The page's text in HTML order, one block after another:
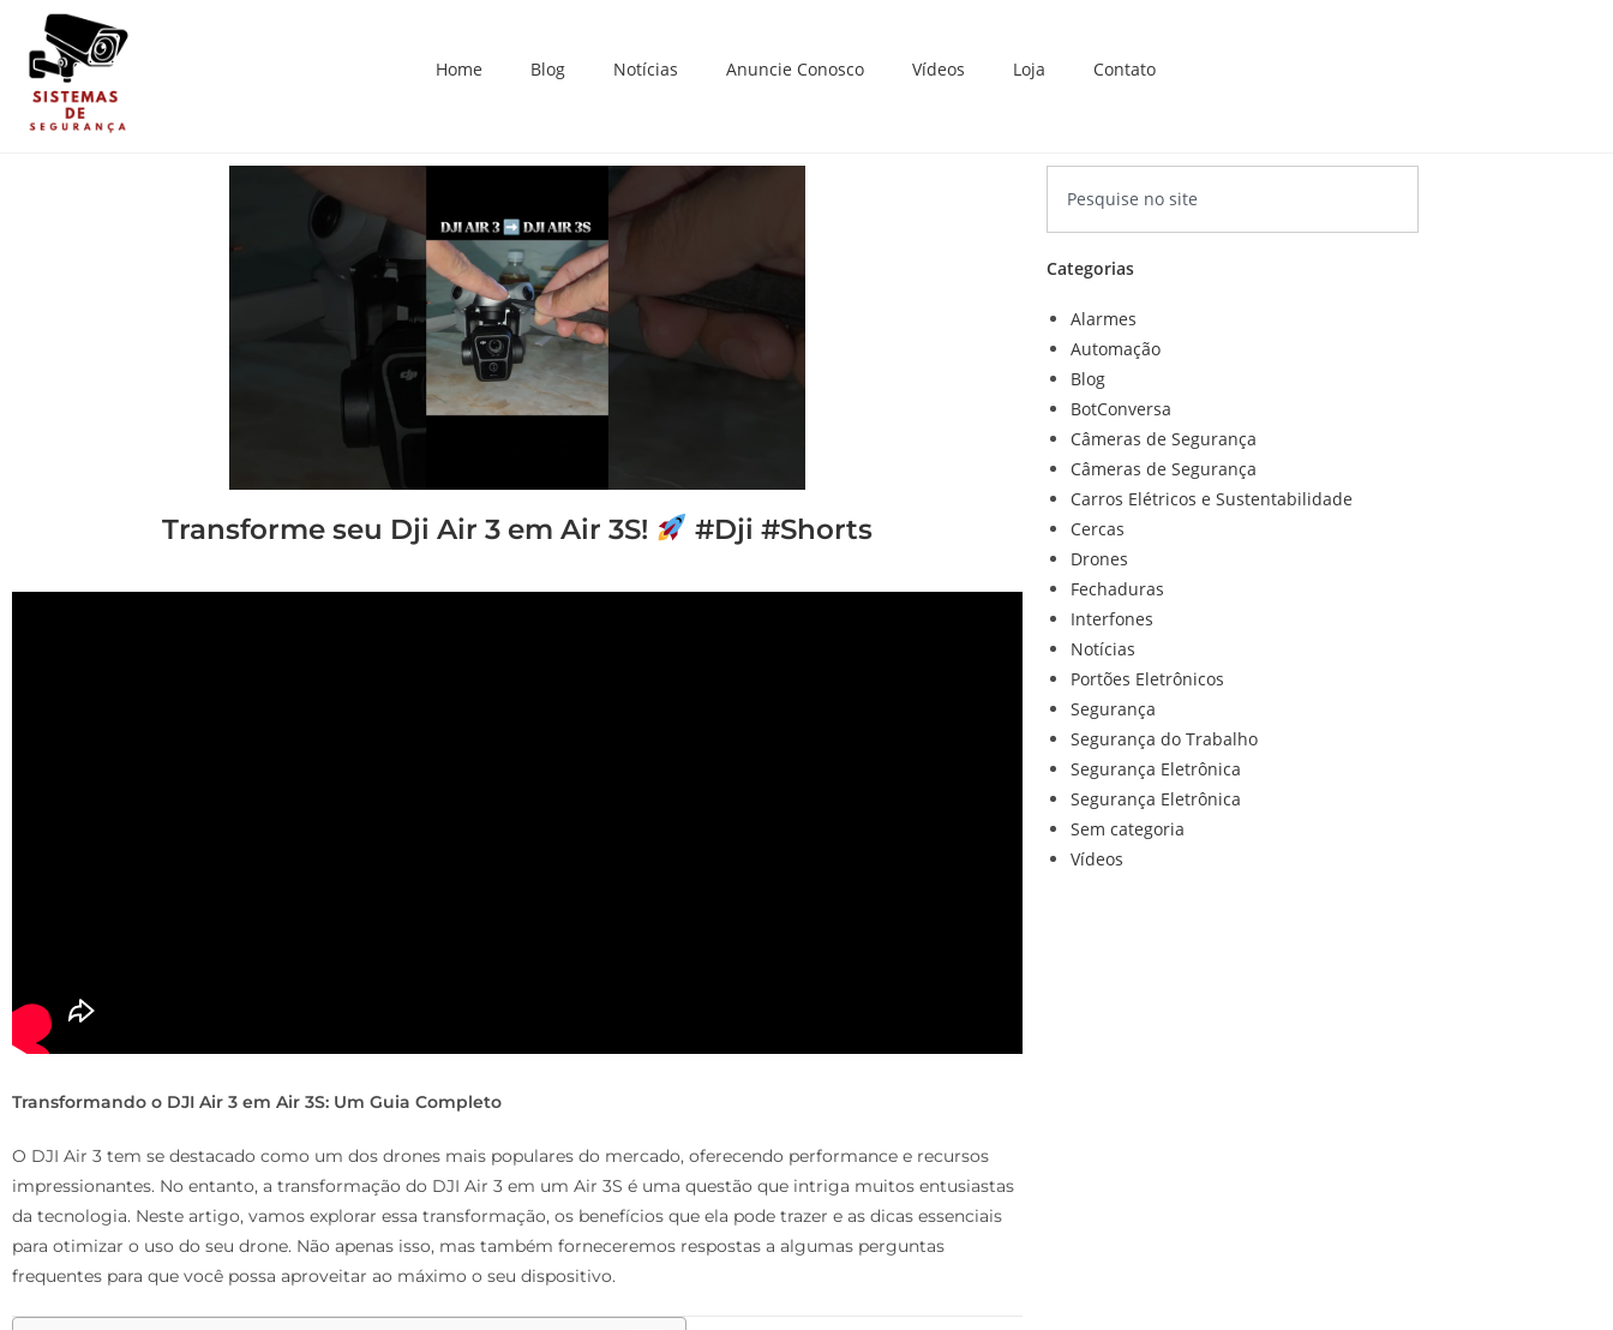
Home Blog Notícias Anuncie Conosco Vídeos Loja Contato
Transforme seu Dji Air 3 em Air 3S! #Dji #Shorts
Transformando o DJI Air 3 em Air 3S: Um Guia Completo
O DJI Air 3 tem se destacado como um dos drones mais populares do mercado, oferecendo performance e recursos
impressionantes. No entanto, a transformação do DJI Air 3 em um Air 3S é uma questão que intriga muitos entusiastas
da tecnologia. Neste artigo, vamos explorar essa transformação, os benefícios que ela pode trazer e as dicas essenciais
para otimizar o uso do seu drone. Não apenas isso, mas também forneceremos respostas a algumas perguntas
frequentes para que você possa aproveitar ao máximo o seu dispositivo.
Categorias
Alarmes
Automação
Blog
BotConversa
Câmeras de Segurança
Câmeras de Segurança
Carros Elétricos e Sustentabilidade
Cercas
Drones
Fechaduras
Interfones
Notícias
Portões Eletrônicos
Segurança
Segurança do Trabalho
Segurança Eletrônica
Segurança Eletrônica
Sem categoria
Vídeos